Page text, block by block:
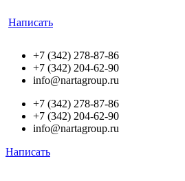
Написать
+7 (342) 278-87-86
+7 (342) 204-62-90
info@nartagroup.ru
+7 (342) 278-87-86
+7 (342) 204-62-90
info@nartagroup.ru
Написать